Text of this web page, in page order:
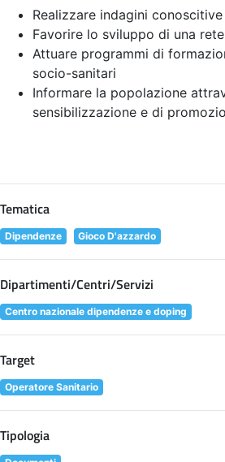
Realizzare indagini
Favorire lo sviluppo di una
Attuare programmi di
socio-sanitari
Informare la popolazione
sensibilizzazione e di
Tematica
Dipendenze Gioco D'azzardo
Dipartimenti/Centri/Servizi
Centro nazionale dipendenze e doping
Target
Operatore Sanitario
Tipologia